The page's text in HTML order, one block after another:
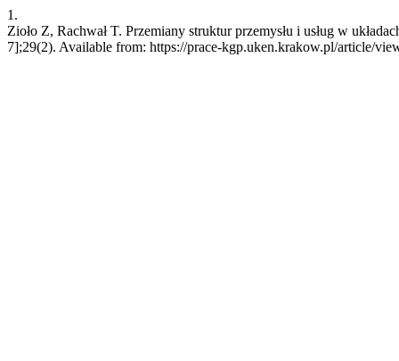
1.
Zioło Z, Rachwał T. Przemiany struktur przemysłu i usług w
7];29(2). Available from: https://prace-kgp.uken.krakow.pl/article/